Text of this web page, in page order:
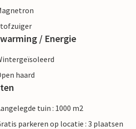
/ Energie
haard
tuin : 1000 m2
parkeren op locatie : 3 plaatsen